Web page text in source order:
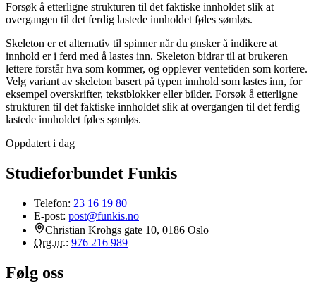
Forsøk å etterligne strukturen til det faktiske innholdet slik at
overgangen til det ferdig lastede innholdet føles sømløs.
Skeleton er et alternativ til spinner når du ønsker å indikere at
innhold er i ferd med å lastes inn. Skeleton bidrar til at brukeren
lettere forstår hva som kommer, og opplever ventetiden som kortere.
Velg variant av skeleton basert på typen innhold som lastes inn, for
eksempel overskrifter, tekstblokker eller bilder. Forsøk å etterligne
strukturen til det faktiske innholdet slik at overgangen til det ferdig
lastede innholdet føles sømløs.
Oppdatert i dag
Studieforbundet Funkis
Telefon: 23 16 19 80
E-post: post@funkis.no
Christian Krohgs gate 10, 0186 Oslo
Org.nr.: 976 216 989
Følg oss